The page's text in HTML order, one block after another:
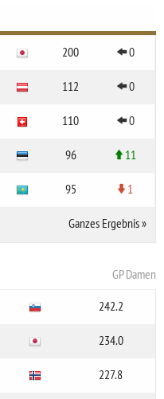
200 0
112 0
110 0
96 11
95 1
Ganzes Ergebnis»
GP Damen
242.2
234.0
227.8